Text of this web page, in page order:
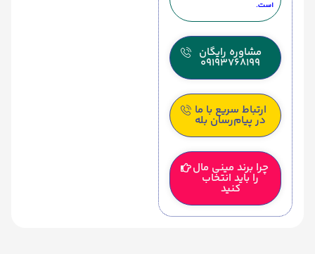
است.
مشاوره رایگان
09193768199
ارتباط سریع با ما
در پیام‌رسان بله
چرا برند مینی مال
را باید انتخاب
کنید